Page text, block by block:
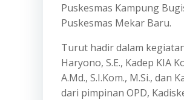
Puskesmas Kampung
Puskesmas Mekar Baru.
Turut hadir dalam
Haryono, S.E., Kadep KIA
A.Md., S.I.Kom., M.Si.,
dari pimpinan OPD,